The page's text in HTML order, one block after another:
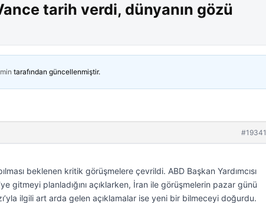
tarih verdi, dünyanın gözü
tarafından güncellenmiştir.
#19341
beklenen kritik görüşmelere çevrildi. ABD Başkan Yardımcısı
gitmeyi planladığını açıklarken, İran ile görüşmelerin pazar günü
ilgili art arda gelen açıklamalar ise yeni bir bilmeceyi doğurdu.